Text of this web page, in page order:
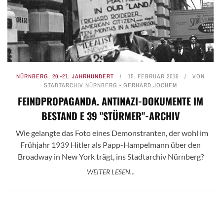
NÜRNBERG, 20.-21. JAHRHUNDERT 15. FEBRUAR 2016
VON
STADTARCHIV NÜRNBERG - GERHARD JOCHEM
FEINDPROPAGANDA. ANTINAZI-DOKUMENTE IM
BESTAND E 39 "STÜRMER"-ARCHIV
Wie gelangte das Foto eines Demonstranten, der wohl im
Frühjahr 1939 Hitler als Papp-Hampelmann über den
Broadway in New York trägt, ins Stadtarchiv Nürnberg?
WEITER LESEN...